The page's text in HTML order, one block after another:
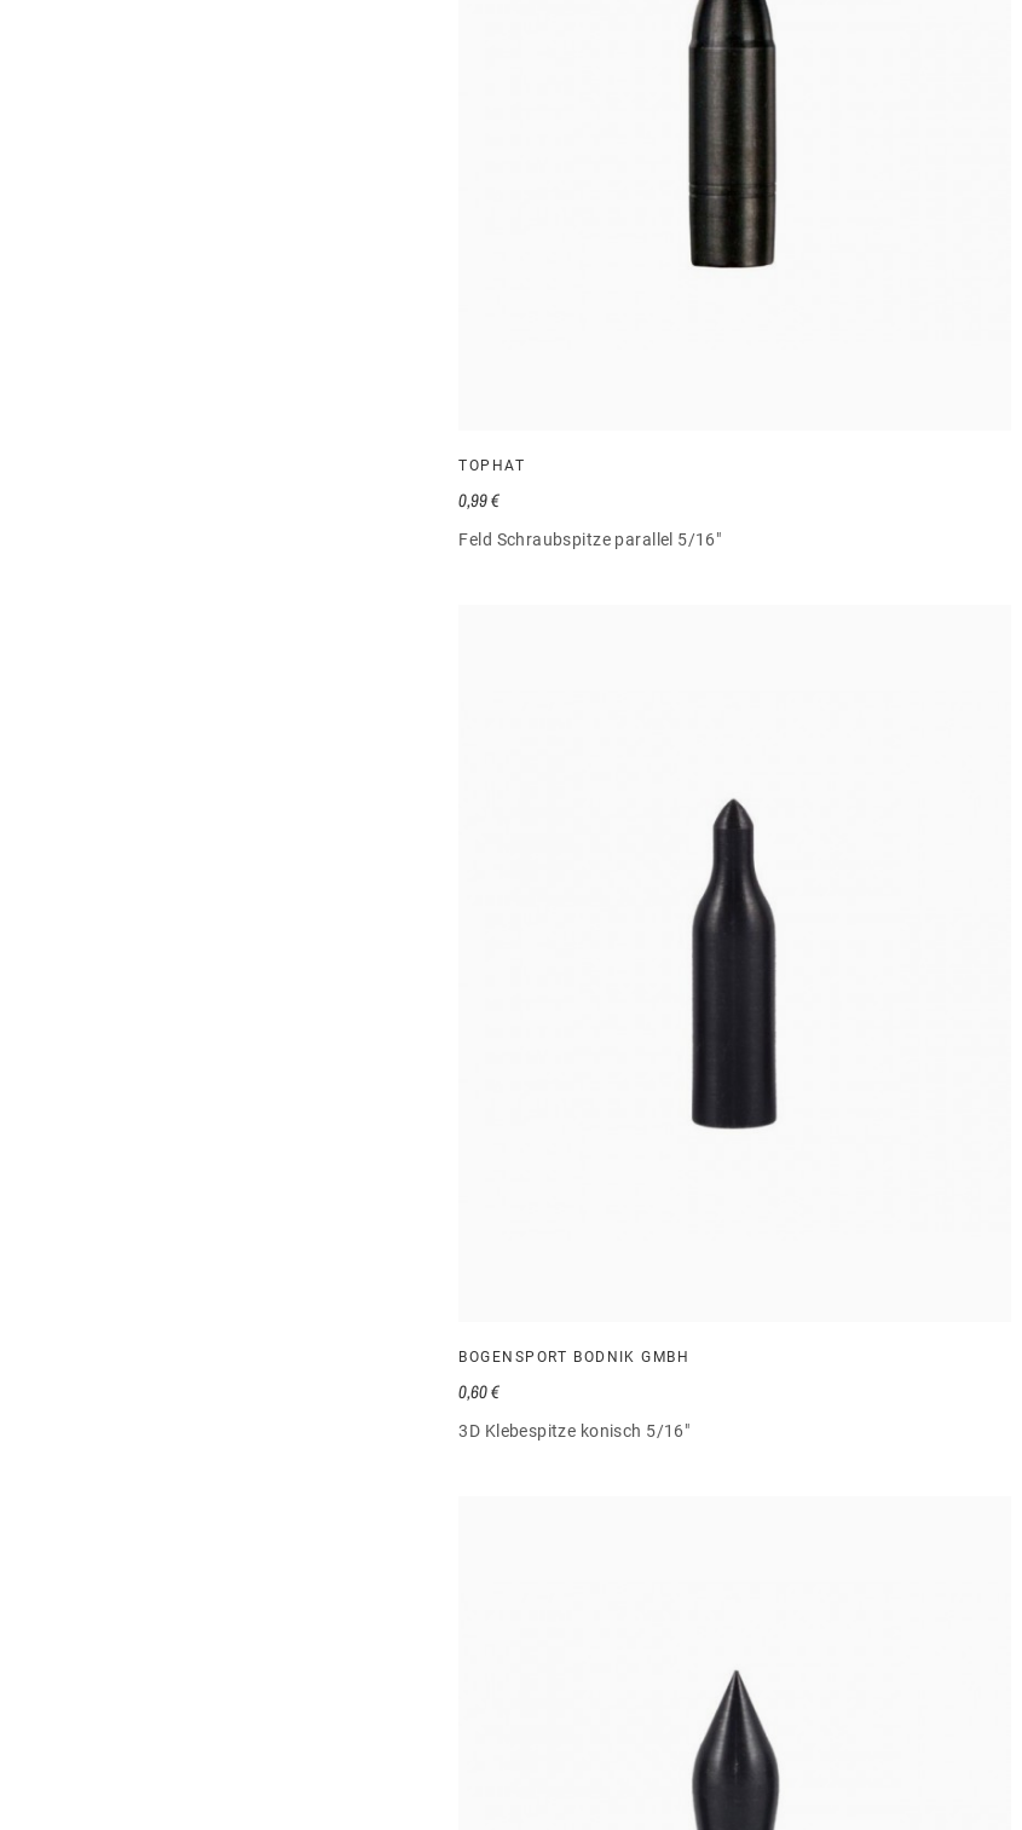
TOPHAT
Feld Schraubspitze parallel 5/16"
0,99 €
BOGENSPORT BODNIK GMBH
3D Klebespitze konisch 5/16"
0,60 €